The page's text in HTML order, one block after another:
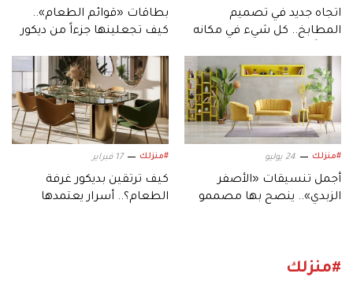
اتجاه جديد في تصميم
المطابخ.. كل شيء في مكانه
بطاقات «قوائم الطعام»..
كيف تجعلينها جزءاً من ديكور
#منزلك 24 يوليو
أجمل تنسيقات «الأصفر
الزبدي».. ينصح بها مصممو
#منزلك 17 فبراير
كيف ترتقين بديكور غرفة
الطعام؟.. أسرار يعتمدها
#منزلك